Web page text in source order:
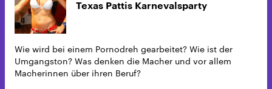
Texas Pattis Karnevalsparty
Wie wird bei einem Pornodreh gearbeitet? Wie ist der
Umgangston? Was denken die Macher und vor allem
Macherinnen über ihren Beruf?